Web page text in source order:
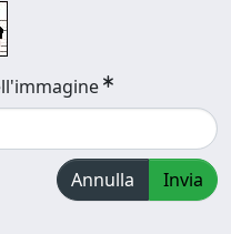
Annulla Invia